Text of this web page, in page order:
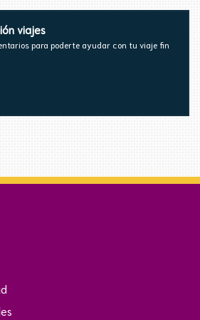
viajes
para poderte ayudar con tu viaje fin